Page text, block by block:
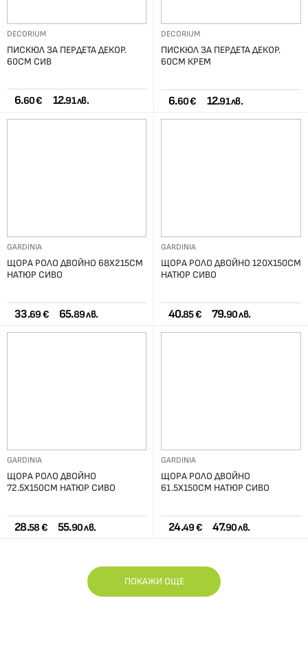
DECORIUM
ПИСКЮЛ ЗА ПЕРДЕТА ДЕКОР.
60СМ СИВ
6.60 € 12.91 лв.
DECORIUM
ПИСКЮЛ ЗА ПЕРДЕТА ДЕКОР.
60СМ КРЕМ
6.60 € 12.91 лв.
GARDINIA
ЩОРА РОЛО ДВОЙНО 68Х215СМ
НАТЮР СИВО
33.69 € 65.89 лв.
GARDINIA
ЩОРА РОЛО ДВОЙНО 120Х150СМ
НАТЮР СИВО
40.85 € 79.90 лв.
GARDINIA
ЩОРА РОЛО ДВОЙНО
72.5Х150СМ НАТЮР СИВО
28.58 € 55.90 лв.
GARDINIA
ЩОРА РОЛО ДВОЙНО
61.5Х150СМ НАТЮР СИВО
24.49 € 47.90 лв.
ПОКАЖИ ОЩЕ